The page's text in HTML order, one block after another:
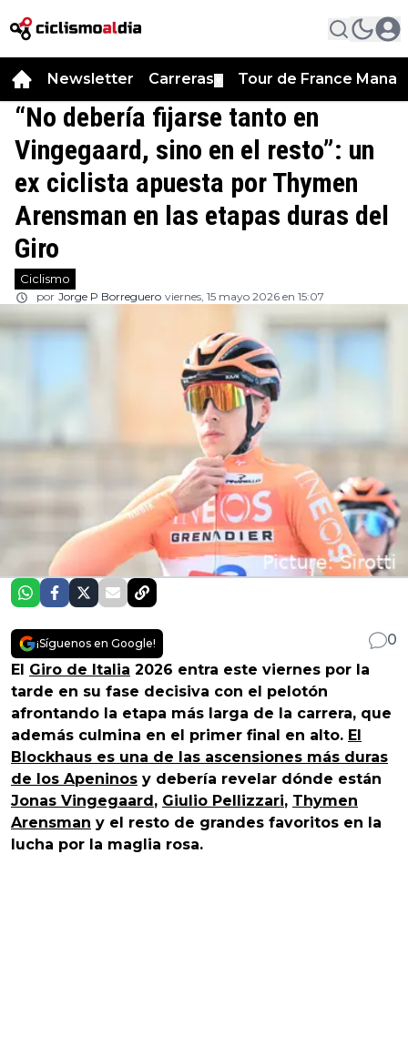
Newsletter Carreras Tour de France
“No debería fijarse tanto en
Vingegaard, sino en el resto”: un
ex ciclista apuesta por Thymen
Arensman en las etapas duras del
Giro
Ciclismo
por Jorge P Borreguero viernes, 15 mayo 2026 en 15:07
¡Síguenos en Google!
0
El Giro de Italia 2026 entra este viernes por la
tarde en su fase decisiva con el pelotón
afrontando la etapa más larga de la carrera, que
además culmina en el primer final en alto. El
Blockhaus es una de las ascensiones más duras
de los Apeninos y debería revelar dónde están
Jonas Vingegaard, Giulio Pellizzari, Thymen
Arensman y el resto de grandes favoritos en la
lucha por la maglia rosa.